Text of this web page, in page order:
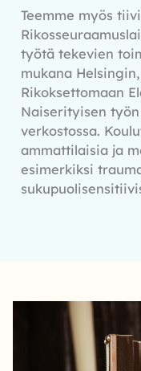
Teemme myös
työtä tekevien
mukana
Rikoksettomaan
Naiserityisen
verkostossa.
ammattilaisia ja
esimerkiksi